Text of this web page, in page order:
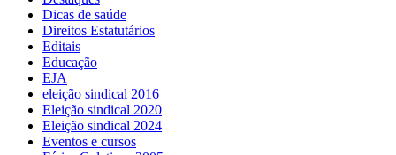
Dicas de saúde
Direitos Estatutários
Editais
Educação
EJA
eleição sindical 2016
Eleição sindical 2020
Eleição sindical 2024
Eventos e cursos